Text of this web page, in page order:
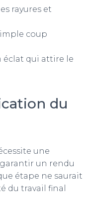
rayures et
coup
éclat qui attire le
du
une
un rendu
étape ne saurait
du travail final